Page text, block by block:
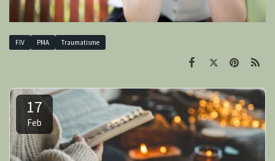
FIV PMA Traumatisme
17
Feb